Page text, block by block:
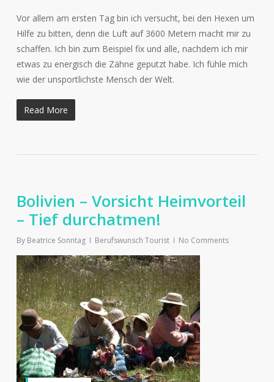
Vor allem am ersten Tag bin ich versucht, bei den Hexen um
Hilfe zu bitten, denn die Luft auf 3600 Metern macht mir zu
schaffen. Ich bin zum Beispiel fix und alle, nachdem ich mir
etwas zu energisch die Zähne geputzt habe. Ich fühle mich
wie der unsportlichste Mensch der Welt.
Read More
Bolivien – Vorsicht Heimvorteil
– Tief durchatmen!
By Beatrice Sonntag Berufswunsch Tourist No Comments